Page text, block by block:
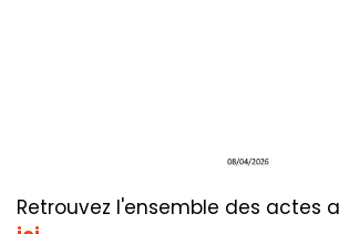
Retrouvez l'ensemble des actes